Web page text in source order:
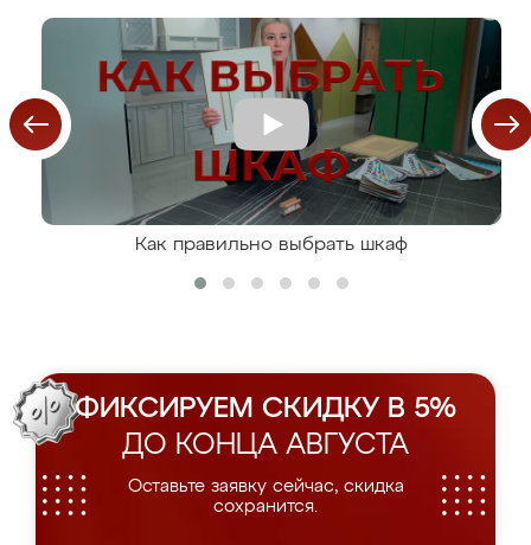
Как правильно выбрать шкаф
ФИКСИРУЕМ СКИДКУ В 5%
ДО КОНЦА АВГУСТА
Оставьте заявку сейчас, скидка
сохранится.